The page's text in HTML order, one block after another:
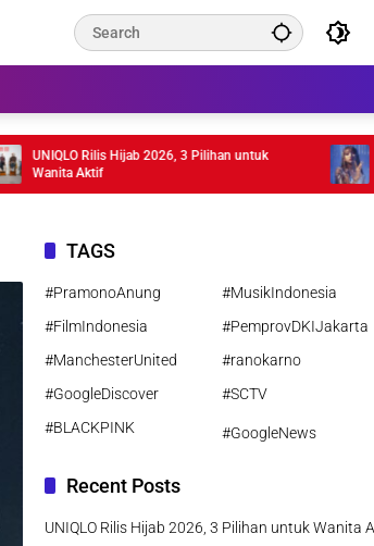
UNIQLO Rilis Hijab 2026, 3 Pilihan untuk
Wanita Aktif
TAGS
#PramonoAnung
#MusikIndonesia
#FilmIndonesia
#PemprovDKIJakarta
#ManchesterUnited
#ranokarno
#GoogleDiscover
#SCTV
#BLACKPINK
#GoogleNews
Recent Posts
UNIQLO Rilis Hijab 2026, 3 Pilihan untuk Wanita